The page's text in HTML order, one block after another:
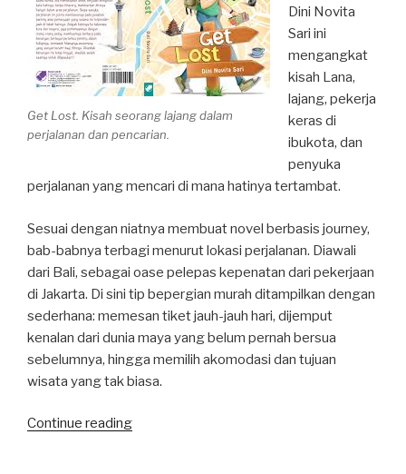
Get Lost. Kisah seorang lajang dalam
perjalanan dan pencarian.
Dini Novita
Sari ini
mengangkat
kisah Lana,
lajang, pekerja
keras di
ibukota, dan
penyuka
perjalanan yang mencari di mana hatinya tertambat.
Sesuai dengan niatnya membuat novel berbasis journey,
bab-babnya terbagi menurut lokasi perjalanan. Diawali
dari Bali, sebagai oase pelepas kepenatan dari pekerjaan
di Jakarta. Di sini tip bepergian murah ditampilkan dengan
sederhana: memesan tiket jauh-jauh hari, dijemput
kenalan dari dunia maya yang belum pernah bersua
sebelumnya, hingga memilih akomodasi dan tujuan
wisata yang tak biasa.
Continue reading“Get